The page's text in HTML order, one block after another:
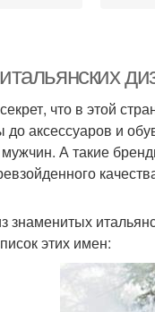
что в этой
аксессуаров и
А такие
знаменитых
этих имен: